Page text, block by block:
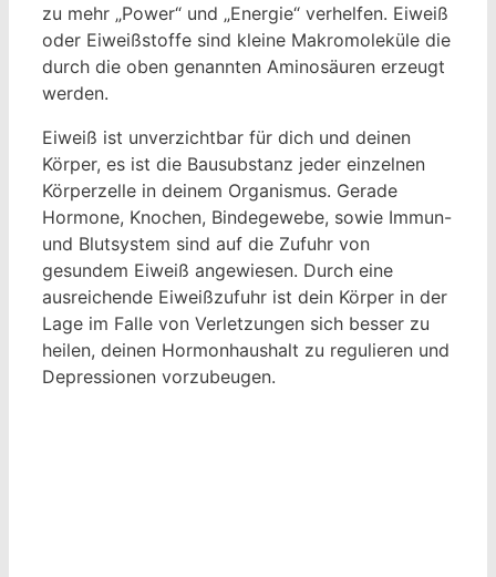
zu mehr „Power“ und „Energie“ verhelfen. Eiweiß
oder Eiweißstoffe sind kleine Makromoleküle die
durch die oben genannten Aminosäuren erzeugt
werden.
Eiweiß ist unverzichtbar für dich und deinen
Körper, es ist die Bausubstanz jeder einzelnen
Körperzelle in deinem Organismus. Gerade
Hormone, Knochen, Bindegewebe, sowie Immun-
und Blutsystem sind auf die Zufuhr von
gesundem Eiweiß angewiesen. Durch eine
ausreichende Eiweißzufuhr ist dein Körper in der
Lage im Falle von Verletzungen sich besser zu
heilen, deinen Hormonhaushalt zu regulieren und
Depressionen vorzubeugen.